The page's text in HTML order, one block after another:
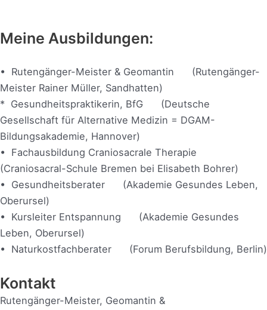
Meine Ausbildungen:
• Rutengänger-Meister & Geomantin (Rutengänger-
Meister Rainer Müller, Sandhatten)
* Gesundheitspraktikerin, BfG (Deutsche
Gesellschaft für Alternative Medizin = DGAM-
Bildungsakademie, Hannover)
• Fachausbildung Craniosacrale Therapie
(Craniosacral-Schule Bremen bei Elisabeth Bohrer)
• Gesundheitsberater (Akademie Gesundes Leben,
Oberursel)
• Kursleiter Entspannung (Akademie Gesundes
Leben, Oberursel)
• Naturkostfachberater (Forum Berufsbildung, Berlin)
Kontakt
Rutengänger-Meister, Geomantin &